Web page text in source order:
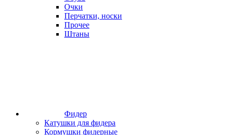
Очки
Перчатки, носки
Прочее
Штаны
Фидер
Катушки для фидера
Кормушки фидерные